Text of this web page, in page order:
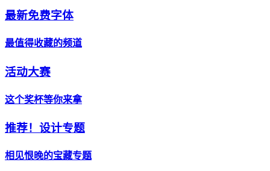
最新免费字体
最值得收藏的频道
活动大赛
这个奖杯等你来拿
推荐！设计专题
相见恨晚的宝藏专题